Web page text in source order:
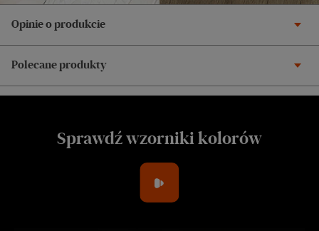
Opinie o produkcie
Polecane produkty
Sprawdź wzorniki kolorów